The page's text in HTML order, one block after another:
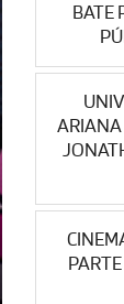
BATE
ARIANA